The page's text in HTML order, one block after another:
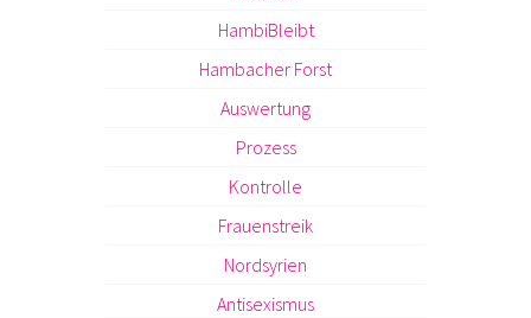
HambiBleibt
Hambacher Forst
Auswertung
Prozess
Kontrolle
Frauenstreik
Nordsyrien
Antisexismus